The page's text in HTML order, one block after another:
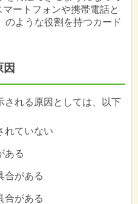
ートフォンや携帯電話と
のような役割を持つカード
される原因としては、以下
れていない
ある
合がある
合がある